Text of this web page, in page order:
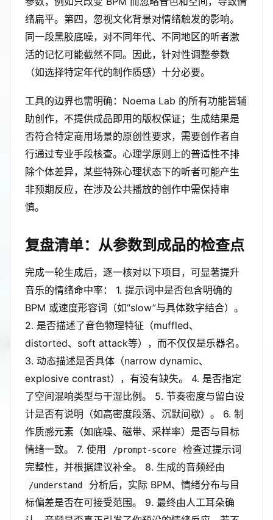
绪扁平。第四，忽视文化背景对情绪触发的影响。
同一段黑胶底噪，对不同年代、不同地区的听者激
活的记忆可能截然不同。因此，针对性调整参数
（如选择特定年代的制作质感）十分必要。
工具的边界也需明确：Noema Lab 的所有功能皆辅
助创作，不提供成品即用的版权保证；生成结果是
否符合特定商用场景的原创性要求，需要创作者自
行通过专业手段核查。心理学原则上的普适性不排
除个体差异，某些特殊心理状态下的听者可能产生
非预期反应，在涉及公共播放的创作中需保持审
慎。
复盘清单：从参数到成品的检查点
完成一轮生成后，逐一核对以下项目，可显著提升
音乐的情绪命中率： 1. 提示词中是否包含明确的
BPM 或速度形容词（如“slow”与具体数字结合）。
2. 是否描述了音色物理特征（muffled、
distorted、soft attack等），而不仅仅是乐器名。
3. 动态描述是否具体（narrow dynamic、
explosive contrast），有没有缺失。 4. 是否指定
了空间混响类型与干湿比例。 5. 节奏密度与留白设
计是否有说明（如高密度段落、沉默间歇）。 6. 制
作质感元素（如底噪、磁带、采样率）是否与目标
情绪一致。 7. 使用
/prompt-score
检查过提示词
完整性，并根据建议补全。 8. 生成的音频经由
/understand
分析后，实际 BPM、情绪分布与目
标偏差是否在可接受范围。 9. 最终由人工耳朵确